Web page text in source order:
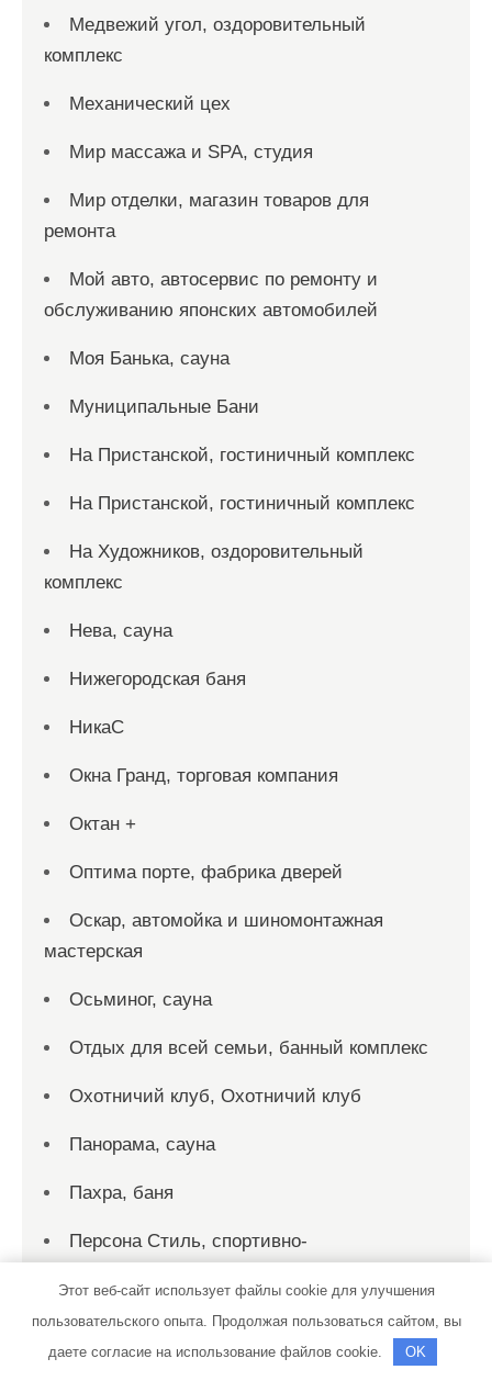
Медвежий угол, оздоровительный
комплекс
Механический цех
Мир массажа и SPA, студия
Мир отделки, магазин товаров для
ремонта
Мой авто, автосервис по ремонту и
обслуживанию японских автомобилей
Моя Банька, сауна
Муниципальные Бани
На Пристанской, гостиничный комплекс
На Пристанской, гостиничный комплекс
На Художников, оздоровительный
комплекс
Нева, сауна
Нижегородская баня
НикаС
Окна Гранд, торговая компания
Октан +
Оптима порте, фабрика дверей
Оскар, автомойка и шиномонтажная
мастерская
Осьминог, сауна
Отдых для всей семьи, банный комплекс
Охотничий клуб, Охотничий клуб
Панорама, сауна
Пахра, баня
Персона Стиль, спортивно-
Пик-сервис, автомойка
Этот веб-сайт использует файлы cookie для улучшения
пользовательского опыта. Продолжая пользоваться сайтом, вы
даете согласие на использование файлов cookie.
OK